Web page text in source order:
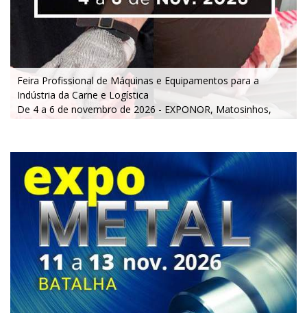
Feira Profissional de Máquinas e Equipamentos para a
Indústria da Carne e Logística
De 4 a 6 de novembro de 2026 - EXPONOR, Matosinhos,
Porto